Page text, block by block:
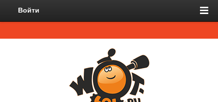
Войти